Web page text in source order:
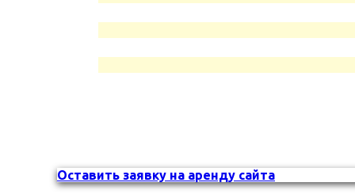
Оставить заявку на аренду сайта